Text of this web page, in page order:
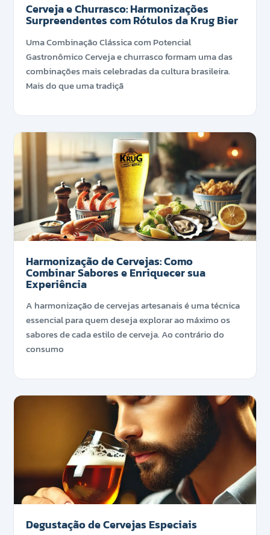
Cerveja e Churrasco: Harmonizações
Surpreendentes com Rótulos da Krug Bier
Uma Combinação Clássica com Potencial
Gastronômico Cerveja e churrasco formam uma das
combinações mais celebradas da cultura brasileira.
Mais do que uma tradiçã
Harmonização de Cervejas: Como
Combinar Sabores e Enriquecer sua
Experiência
A harmonização de cervejas artesanais é uma técnica
essencial para quem deseja explorar ao máximo os
sabores de cada estilo de cerveja. Ao contrário do
consumo
Degustação de Cervejas Especiais